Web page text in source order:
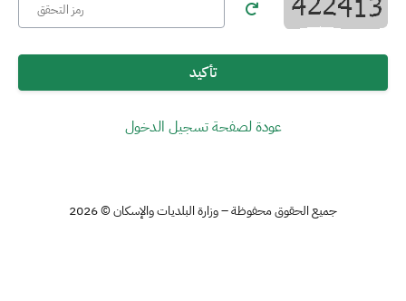
تأكيد
عودة لصفحة تسجيل الدخول
جميع الحقوق محفوظة – وزارة البلديات والإسكان © 2026